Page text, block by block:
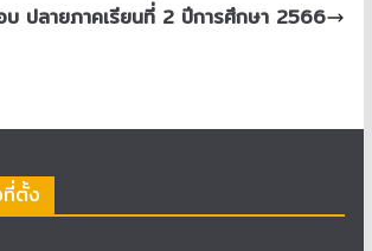
บ ปลายภาคเรียนที่ 2 ปีการศึกษา 2566
ตั้ง